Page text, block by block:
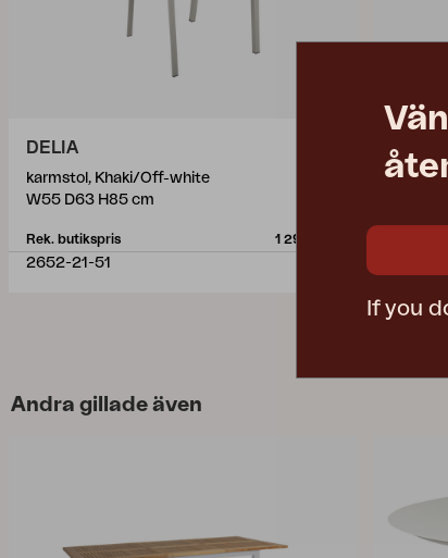
DELIA
karmstol, Khaki/Off-white
W55 D63 H85 cm
Rek. butikspris 1 290 SEK
2652-21-51
DK
Andra gillade även
If you